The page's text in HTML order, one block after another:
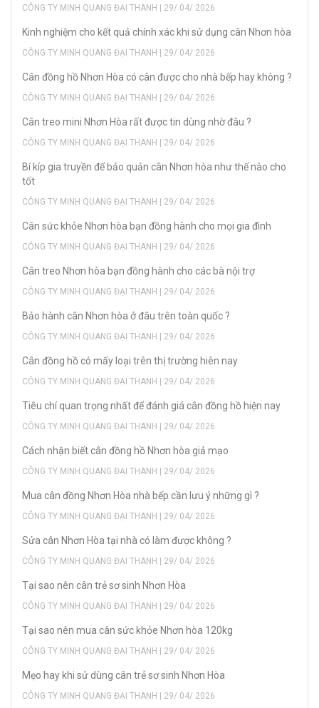
CÔNG TY MINH QUANG ĐẠI THANH | 29/ 04/ 2026
Kinh nghiệm cho kết quả chính xác khi sử dụng cân Nhơn hòa
CÔNG TY MINH QUANG ĐẠI THANH | 29/ 04/ 2026
Cân đồng hồ Nhơn Hòa có cân được cho nhà bếp hay không ?
CÔNG TY MINH QUANG ĐẠI THANH | 29/ 04/ 2026
Cân treo mini Nhơn Hòa rất được tin dùng nhờ đâu ?
CÔNG TY MINH QUANG ĐẠI THANH | 29/ 04/ 2026
Bí kíp gia truyền để bảo quản cân Nhơn hòa như thế nào cho
tốt
CÔNG TY MINH QUANG ĐẠI THANH | 29/ 04/ 2026
Cân sức khỏe Nhơn hòa bạn đồng hành cho mọi gia đình
CÔNG TY MINH QUANG ĐẠI THANH | 29/ 04/ 2026
Cân treo Nhơn hòa bạn đồng hành cho các bà nội trợ
CÔNG TY MINH QUANG ĐẠI THANH | 29/ 04/ 2026
Bảo hành cân Nhơn hòa ở đâu trên toàn quốc ?
CÔNG TY MINH QUANG ĐẠI THANH | 29/ 04/ 2026
Cân đồng hồ có mấy loại trên thị trường hiên nay
CÔNG TY MINH QUANG ĐẠI THANH | 29/ 04/ 2026
Tiêu chí quan trọng nhất để đánh giá cân đồng hồ hiện nay
CÔNG TY MINH QUANG ĐẠI THANH | 29/ 04/ 2026
Cách nhận biết cân đồng hồ Nhơn hòa giả mạo
CÔNG TY MINH QUANG ĐẠI THANH | 29/ 04/ 2026
Mua cân đồng Nhơn Hòa nhà bếp cần lưu ý những gì ?
CÔNG TY MINH QUANG ĐẠI THANH | 29/ 04/ 2026
Sửa cân Nhơn Hòa tại nhà có làm được không ?
CÔNG TY MINH QUANG ĐẠI THANH | 29/ 04/ 2026
Tại sao nên cân trẻ sơ sinh Nhơn Hòa
CÔNG TY MINH QUANG ĐẠI THANH | 29/ 04/ 2026
Tại sao nên mua cân sức khỏe Nhơn hòa 120kg
CÔNG TY MINH QUANG ĐẠI THANH | 29/ 04/ 2026
Mẹo hay khi sử dùng cân trẻ sơ sinh Nhơn Hòa
CÔNG TY MINH QUANG ĐẠI THANH | 29/ 04/ 2026